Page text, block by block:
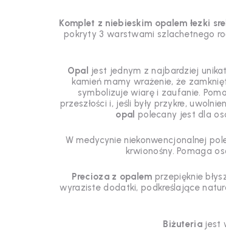
Komplet z niebieskim opalem łezki
pokryty 3 warstwami szlachetnego
Opal jest jednym z najbardziej
kamień mamy wrażenie, że
symbolizuje wiarę i zaufanie.
przeszłości i, jeśli były przykre,
opal polecany jest dla
W medycynie niekonwencjonalnej
krwionośny. Pomaga
Precioza z opalem przepięknie
wyraziste dodatki, podkreślające
Biżuteria jest